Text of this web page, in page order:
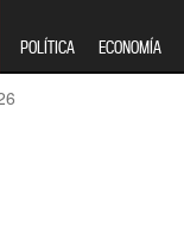
POLÍTICA ECONOMÍA